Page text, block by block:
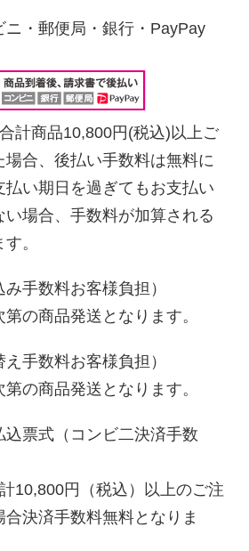
ニ・郵便局・銀行・PayPay
計商品10,800円(税込)以上ご
場合、後払い手数料は無料に
払い期日を過ぎてもお支払い
い場合、手数料が加算される
。
手数料お客様負担）
の商品発送となります。
手数料お客様負担）
の商品発送となります。
込票式（コンビ二決済手数
10,800円（税込）以上のご注
決済手数料無料となりま